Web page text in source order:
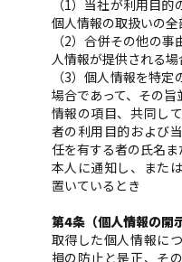
（1）当社が利用目
個人情報の取扱いの
（2）合併その他の
人情報が提供される場
（3）個人情報を特
場合であって、その
情報の項目、共同し
者の利用目的および
任を有する者の氏名
本人に通知し、また
置いているとき
第4条（個人情報の開
取得した個人情報に
損の防止と是正、そ